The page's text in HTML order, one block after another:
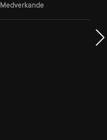
Medverkande